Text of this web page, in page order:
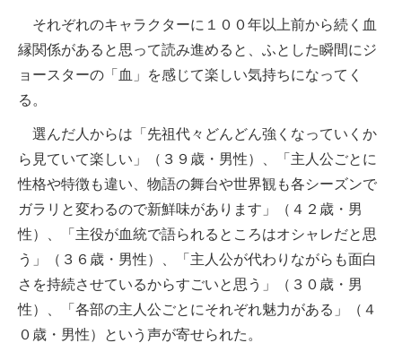
それぞれのキャラクターに１００年以上前から続く血
縁関係があると思って読み進めると、ふとした瞬間にジ
ョースターの「血」を感じて楽しい気持ちになってく
る。
選んだ人からは「先祖代々どんどん強くなっていくか
ら見ていて楽しい」（３９歳・男性）、「主人公ごとに
性格や特徴も違い、物語の舞台や世界観も各シーズンで
ガラリと変わるので新鮮味があります」（４２歳・男
性）、「主役が血統で語られるところはオシャレだと思
う」（３６歳・男性）、「主人公が代わりながらも面白
さを持続させているからすごいと思う」（３０歳・男
性）、「各部の主人公ごとにそれぞれ魅力がある」（４
０歳・男性）という声が寄せられた。